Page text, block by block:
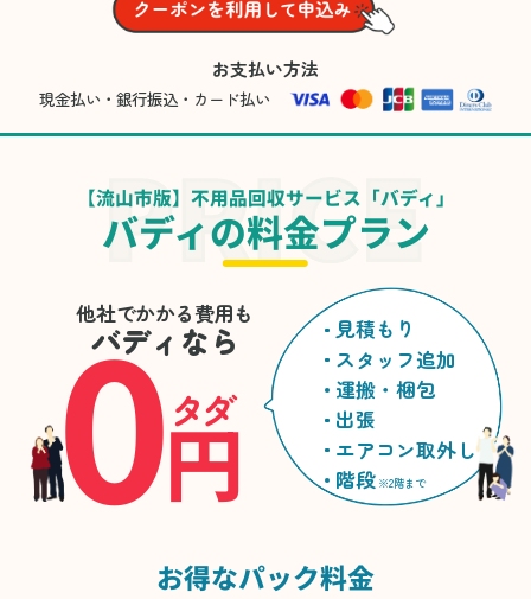
お支払い方法
現金払い・銀行振込・カード払い
【流山市版】不用品回収サービス「バディ」
バディの料金プラン
他社でかかる費用も
バディなら
0円
タダ
見積もり
スタッフ追加
運搬・梱包
出張
エアコン取外し
階段 ※2階まで
お得なパック料金